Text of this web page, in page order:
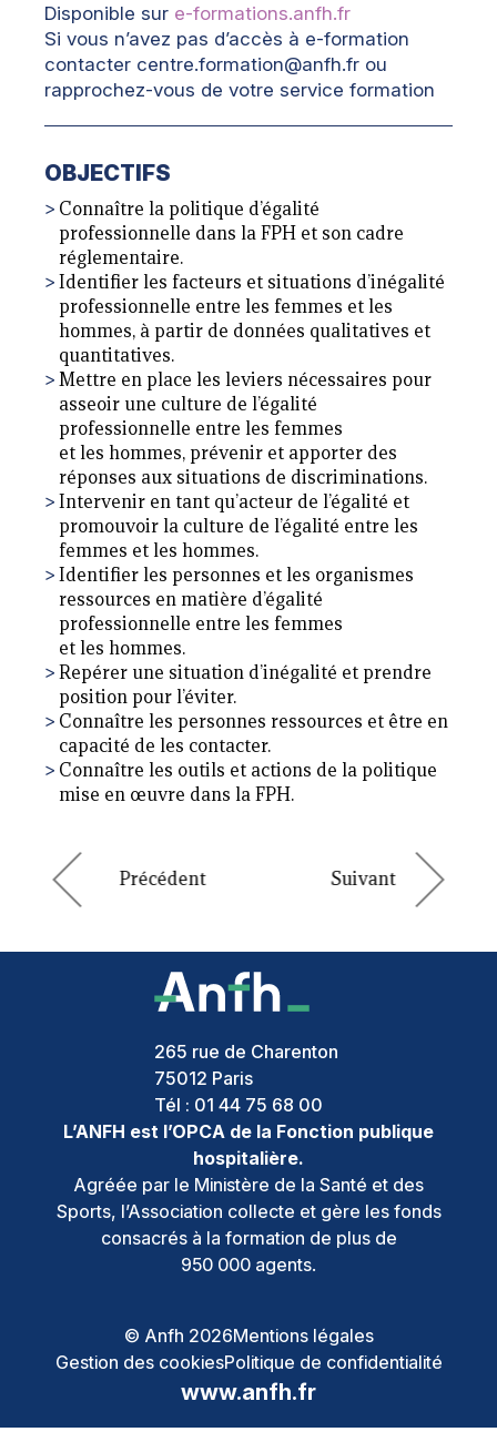
Disponible sur e-formations.anfh.fr
Si vous n’avez pas d’accès à e-formation
contacter centre.formation@anfh.fr ou
rapprochez-vous de votre service formation
OBJECTIFS
Connaître la politique d’égalité
professionnelle dans la FPH et son cadre
réglementaire.
Identifier les facteurs et situations d’inégalité
professionnelle entre les femmes et les
hommes, à partir de données qualitatives et
quantitatives.
Mettre en place les leviers nécessaires pour
asseoir une culture de l’égalité
professionnelle entre les femmes
et les hommes, prévenir et apporter des
réponses aux situations de discriminations.
Intervenir en tant qu’acteur de l’égalité et
promouvoir la culture de l’égalité entre les
femmes et les hommes.
Identifier les personnes et les organismes
ressources en matière d’égalité
professionnelle entre les femmes
et les hommes.
Repérer une situation d’inégalité et prendre
position pour l’éviter.
Connaître les personnes ressources et être en
capacité de les contacter.
Connaître les outils et actions de la politique
mise en œuvre dans la FPH.
265 rue de Charenton
75012 Paris
Tél : 01 44 75 68 00
L’ANFH est l’OPCA de la Fonction publique
hospitalière.
Agréée par le Ministère de la Santé et des
Sports, l’Association collecte et gère les fonds
consacrés à la formation de plus de
950 000 agents.
© Anfh 2026Mentions légales
Gestion des cookiesPolitique de confidentialité
www.anfh.fr